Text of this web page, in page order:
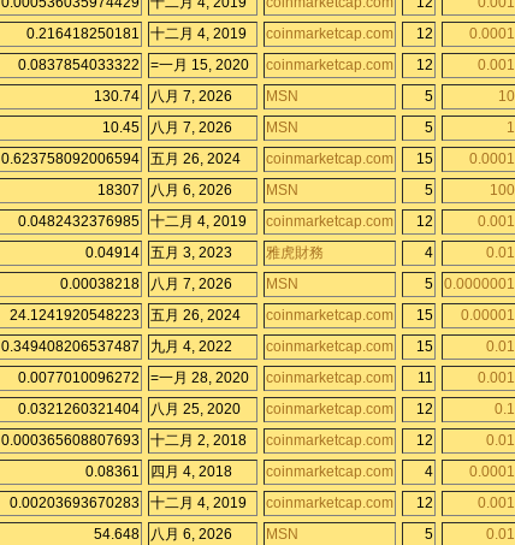
0.216418250181 十二月 4, 2019 coinmarketcap.com 12
0.0001
0.0837854033322 =一月 15, 2020 coinmarketcap.com 12
0.001
130.74 八月 7, 2026 MSN 5
10
10.45 八月 7, 2026 MSN 5
1
0.623758092006594 五月 26, 2024 coinmarketcap.com 15
0.0001
18307 八月 6, 2026 MSN 5
100
0.0482432376985 十二月 4, 2019 coinmarketcap.com 12
0.001
0.04914 五月 3, 2023 雅虎財務 4
0.01
0.00038218 八月 7, 2026 MSN 5
0.0000001
24.1241920548223 五月 26, 2024 coinmarketcap.com 15
0.00001
0.349408206537487 九月 4, 2022 coinmarketcap.com 15
0.01
0.0077010096272 =一月 28, 2020 coinmarketcap.com 11
0.001
0.0321260321404 八月 25, 2020 coinmarketcap.com 12
0.1
0.000365608807693 十二月 2, 2018 coinmarketcap.com 12
0.01
0.08361 四月 4, 2018 coinmarketcap.com 4
0.0001
0.00203693670283 十二月 4, 2019 coinmarketcap.com 12
0.001
54.648 八月 6, 2026 MSN 5
0.01